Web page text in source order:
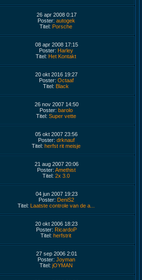
26 apr 2008 0:17
Poster: autogek
Titel: Porsche
08 apr 2008 17:15
Poster: Harley
Titel: Het Kontakt
20 okt 2016 19:27
Poster: Octaaf
Titel: Black
26 nov 2007 14:50
Poster: barolo
Titel: Super vette
05 okt 2007 23:56
Poster: drknauf
Titel: herfst rit meisje
21 aug 2007 20:06
Poster: Amethist
Titel: 2x 3.0
04 jun 2007 19:23
Poster: DeniS2
Titel: Laatste controle van de a...
20 okt 2006 18:23
Poster: RicardoP
Titel: herfstrit
27 sep 2006 2:01
Poster: Joyman
Titel: jOYMAN